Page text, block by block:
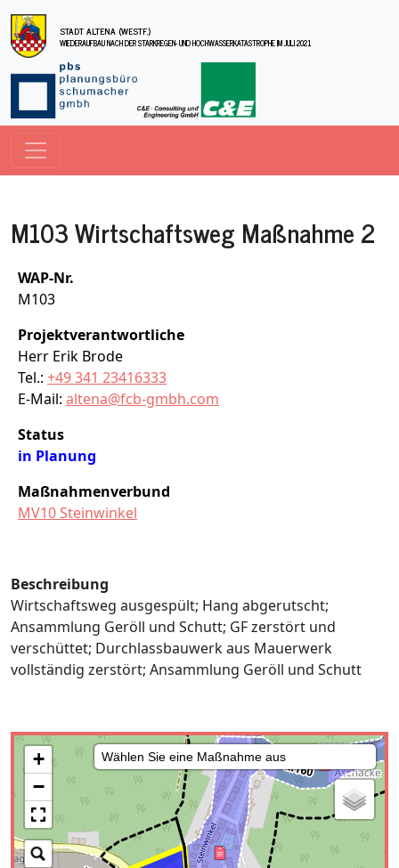
Direkt zum Inhalt
STADT ALTENA (WESTF.)
WIEDERAUFBAU NACH DER STARKREGEN- UND HOCHWASSERKATASTROPHE IM JULI 2021
M103 Wirtschaftsweg Maßnahme 2
WAP-Nr.
M103
Projektverantwortliche
Herr Erik Brode
Tel.: +49 341 23416333
E-Mail: altena@fcb-gmbh.com
Status
in Planung
Maßnahmenverbund
MV10 Steinwinkel
Beschreibung
Wirtschaftsweg ausgespült; Hang abgerutscht;
Ansammlung Geröll und Schutt; GF zerstört und
verschüttet; Durchlassbauwerk aus Mauerwerk
vollständig zerstört; Ansammlung Geröll und Schutt